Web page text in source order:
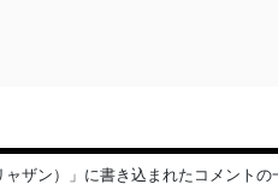
ザン）」に書き込まれたコメントの